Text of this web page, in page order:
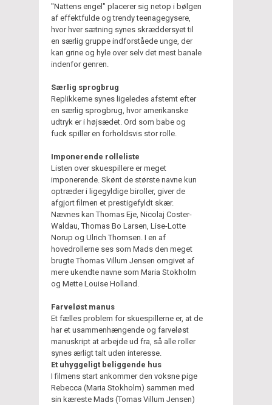
"Nattens engel" placerer sig netop i bølgen
af effektfulde og trendy teenagegysere,
hvor hver sætning synes skræddersyet til
en særlig gruppe indforståede unge, der
kan grine og hyle over selv det mest banale
indenfor genren.
Særlig sprogbrug
Replikkerne synes ligeledes afstemt efter
en særlig sprogbrug, hvor amerikanske
udtryk er i højsædet. Ord som babe og
fuck spiller en forholdsvis stor rolle.
Imponerende rolleliste
Listen over skuespillere er meget
imponerende. Skønt de største navne kun
optræder i ligegyldige biroller, giver de
afgjort filmen et prestigefyldt skær.
Nævnes kan Thomas Eje, Nicolaj Coster-
Waldau, Thomas Bo Larsen, Lise-Lotte
Norup og Ulrich Thomsen. I en af
hovedrollerne ses som Mads den meget
brugte Thomas Villum Jensen omgivet af
mere ukendte navne som Maria Stokholm
og Mette Louise Holland.
Farveløst manus
Et fælles problem for skuespillerne er, at de
har et usammenhængende og farveløst
manuskript at arbejde ud fra, så alle roller
synes ærligt talt uden interesse.
Et uhyggeligt beliggende hus
I filmens start ankommer den voksne pige
Rebecca (Maria Stokholm) sammen med
sin kæreste Mads (Tomas Villum Jensen)